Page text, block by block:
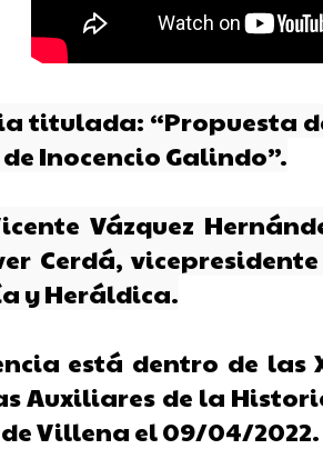
titulada: “Propuesta
Inocencio Galindo”.
Vázquez
Cerdá,
y Heráldica.
está dentro de las
Auxiliares de la
Villena el 09/04/2022.